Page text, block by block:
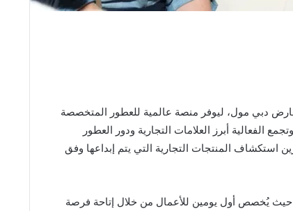
بين 21 و23 يناير 2027 في مركز معارض دبي مول، ليوفر منصة عالمية للعطور المتخصصة
الفعالية أبرز العلامات التجارية ودور العطور
استكشاف المنتجات التجارية التي يتم إبداعها وفق
يُخصص أول يومين للأعمال من خلال إتاحة فرصة